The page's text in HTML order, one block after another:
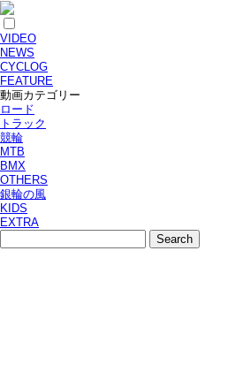
VIDEO
NEWS
CYCLOG
FEATURE
動画カテゴリー
ロード
トラック
競輪
MTB
BMX
OTHERS
銀輪の風
KIDS
EXTRA